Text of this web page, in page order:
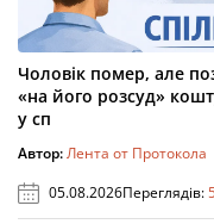
Чоловік помер, але
«на його розсуд»
у сп
Автор:Лента от Протокола
05.08.2026Переглядів: